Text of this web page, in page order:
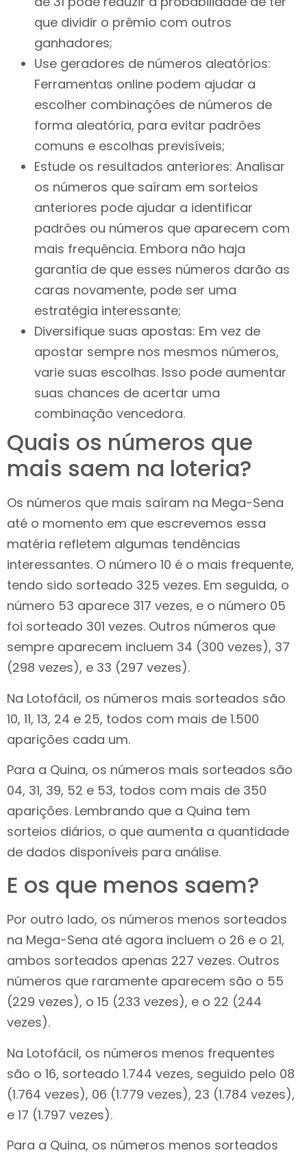
que dividir o prêmio com outros
ganhadores;
Use geradores de números aleatórios:
Ferramentas online podem ajudar a
escolher combinações de números de
forma aleatória, para evitar padrões
comuns e escolhas previsíveis;
Estude os resultados anteriores: Analisar
os números que saíram em sorteios
anteriores pode ajudar a identificar
padrões ou números que aparecem com
mais frequência. Embora não haja
garantia de que esses números darão as
caras novamente, pode ser uma
estratégia interessante;
Diversifique suas apostas: Em vez de
apostar sempre nos mesmos números,
varie suas escolhas. Isso pode aumentar
suas chances de acertar uma
combinação vencedora.
Quais os números que
mais saem na loteria?
Os números que mais saíram na Mega-Sena
até o momento em que escrevemos essa
matéria refletem algumas tendências
interessantes. O número 10 é o mais frequente,
tendo sido sorteado 325 vezes. Em seguida, o
número 53 aparece 317 vezes, e o número 05
foi sorteado 301 vezes. Outros números que
sempre aparecem incluem 34 (300 vezes), 37
(298 vezes), e 33 (297 vezes).
Na Lotofácil, os números mais sorteados são
10, 11, 13, 24 e 25, todos com mais de 1.500
aparições cada um.
Para a Quina, os números mais sorteados são
04, 31, 39, 52 e 53, todos com mais de 350
aparições. Lembrando que a Quina tem
sorteios diários, o que aumenta a quantidade
de dados disponíveis para análise.
E os que menos saem?
Por outro lado, os números menos sorteados
na Mega-Sena até agora incluem o 26 e o 21,
ambos sorteados apenas 227 vezes. Outros
números que raramente aparecem são o 55
(229 vezes), o 15 (233 vezes), e o 22 (244
vezes).
Na Lotofácil, os números menos frequentes
são o 16, sorteado 1.744 vezes, seguido pelo 08
(1.764 vezes), 06 (1.779 vezes), 23 (1.784 vezes),
e 17 (1.797 vezes).
Para a Quina, os números menos sorteados